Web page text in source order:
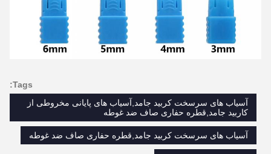
Tags:
آسیاب های سرسخت کربید جامد,آسیاب های پایانی مخروطی از
کاربید جامد,قطره حفاری صاف ضد غوطه
آسیاب های سرسخت کربید جامد,قطره حفاری صاف ضد غوطه